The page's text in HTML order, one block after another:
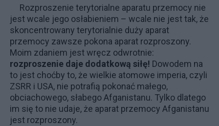
Rozproszenie terytorialne aparatu przemocy nie
jest wcale jego osłabieniem – wcale nie jest tak, że
skoncentrowany terytorialnie duży aparat
przemocy zawsze pokona aparat rozproszony.
Moim zdaniem jest wręcz odwrotnie:
rozproszenie daje dodatkową siłę! Dowodem na
to jest choćby to, że wielkie atomowe imperia, czyli
ZSRR i USA, nie potrafią pokonać małego,
obciachowego, słabego Afganistanu. Tylko dlatego
im się to nie udaje, że aparat przemocy Afganistanu
jest rozproszony.